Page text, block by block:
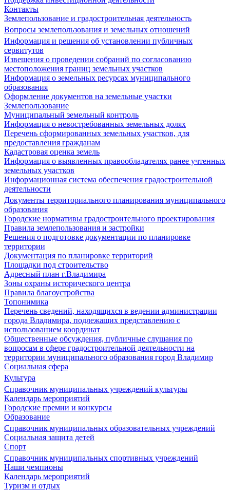
Контакты
Землепользование и градостроительная деятельность
Вопросы землепользования и земельных отношений
Информация и решения об установлении публичных
сервитутов
Извещения о проведении собраний по согласованию
местоположения границ земельных участков
Информация о земельных ресурсах муниципального
образования
Оформление документов на земельные участки
Землепользование
Муниципальный земельный контроль
Информация о невостребованных земельных долях
Перечень сформированных земельных участков, для
предоставления гражданам
Кадастровая оценка земель
Информация о выявленных правообладателях ранее учтенных
земельных участков
Информационная система обеспечения градостроительной
деятельности
Документы территориального планирования муниципального
образования
Городские нормативы градостроительного проектирования
Правила землепользования и застройки
Решения о подготовке документации по планировке
территории
Документация по планировке территорий
Площадки под строительство
Адресный план г.Владимира
Зоны охраны исторического центра
Правила благоустройства
Топонимика
Перечень сведений, находящихся в ведении администрации
города Владимира, подлежащих представлению с
использованием координат
Общественные обсуждения, публичные слушания по
вопросам в сфере градостроительной деятельности на
территории муниципального образования город Владимир
Социальная сфера
Культура
Справочник муниципальных учреждений культуры
Календарь мероприятий
Городские премии и конкурсы
Образование
Справочник муниципальных образовательных учреждений
Социальная защита детей
Спорт
Справочник муниципальных спортивных учреждений
Наши чемпионы
Календарь мероприятий
Туризм и отдых